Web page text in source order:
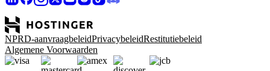
NPRD-aanvraagbeleidPrivacybeleidRestitutiebeleid
Algemene Voorwaarden